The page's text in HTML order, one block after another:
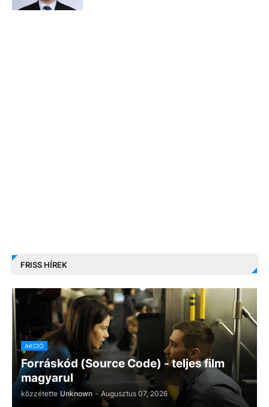
FRISS HÍREK
AKCIÓ
Forráskód (Source Code) - teljes film
magyarul
közzétette Unknown - Augusztus 07, 2026